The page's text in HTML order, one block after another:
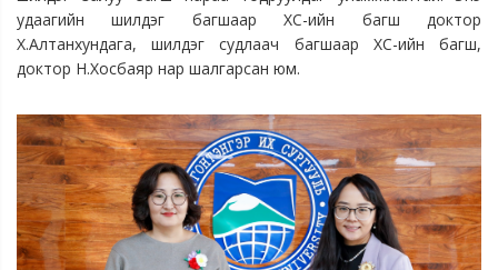
удаагийн шилдэг багшаар ХС-ийн багш доктор
Х.Алтанхундага, шилдэг судлаач багшаар ХС-ийн багш,
доктор Н.Хосбаяр нар шалгарсан юм.